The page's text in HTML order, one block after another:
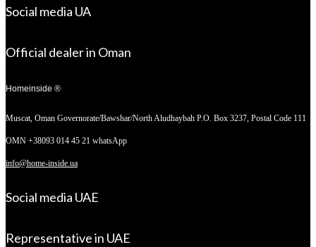
Social media UA
Official dealer in Oman
Homeinside ®
Muscat, Oman Governorate/Bawshar/North Aludhaybah P.O. Box 3237, Postal Code 111
OMN +38093 014 45 21 whatsApp
info@home-inside.ua
Social media UAE
Representative in UAE